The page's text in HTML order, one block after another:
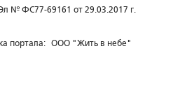
№ ФС77-69161 от 29.03.2017 г.
портала: ООО "Жить в небе"